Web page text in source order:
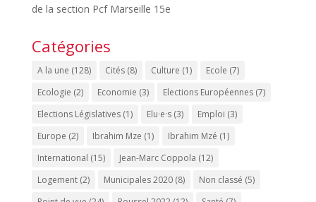
de la section Pcf Marseille 15e
Catégories
A la une (128) Cités(8) Culture (1) Ecole (7)
Ecologie (2) Economie (3) Elections Européennes(7)
Elections Législatives(1) Elu·e·s(3) Emploi (3)
Europe (2) Ibrahim Mze (1) Ibrahim Mzé (1)
International (15) Jean-Marc Coppola (12)
Logement(2) Municipales 2020(8) Non classé (5)